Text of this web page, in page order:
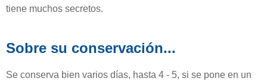
tiene muchos secretos.
Sobre su conservación...
Se conserva bien varios días, hasta 4 - 5, si se pone en un